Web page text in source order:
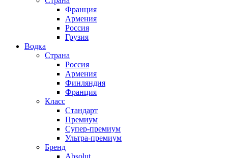
Франция
Армения
Россия
Грузия
Водка
Страна
Россия
Армения
Финляндия
Франция
Класс
Стандарт
Премиум
Супер-премиум
Ультра-премиум
Бренд
Absolut